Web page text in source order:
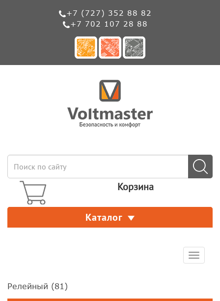
+7 (727) 352 88 82
+7 702 107 28 88
Корзина
Каталог
Toggle
Релейный (81 )